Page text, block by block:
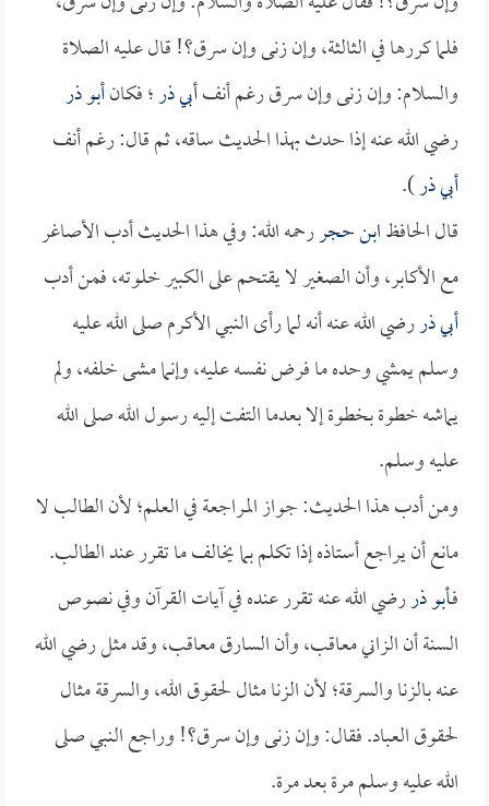
فلما كررها في الثالثة، وإن زنى وإن سرق؟! قال عليه الصلاة
والسلام: وإن زنى وإن سرق رغم أنفأبي ذر؛ فكانأبو ذر
رضي الله عنه إذا حدث بهذا الحديث ساقه، ثم قال: رغم أنف
أبي ذر).
قال الحافظابن حجررحمه الله: وفي هذا الحديث أدب الأصاغر
مع الأكابر، وأن الصغير لا يقتحم على الكبير خلوته، فمن أدب
أبي ذررضي الله عنه أنه لما رأى النبي الأكرم صلى الله عليه
وسلم يمشي وحده ما فرض نفسه عليه، وإنما مشى خلفه، ولم
يماشه خطوة بخطوة إلا بعدما التفت إليه رسول الله صلى الله
عليه وسلم.
ومن أدب هذا الحديث: جواز المراجعة في العلم؛ لأن الطالب لا
مانع أن يراجع أستاذه إذا تكلم بما يخالف ما تقرر عند الطالب.
فـأبو ذررضي الله عنه تقرر عنده في آيات القرآن وفي نصوص
السنة أن الزاني معاقب، وأن السارق معاقب، وقد مثل رضي الله
عنه بالزنا والسرقة؛ لأن الزنا مثال لحقوق الله، والسرقة مثال
لحقوق العباد. فقال: وإن زنى وإن سرق؟! وراجع النبي صلى
الله عليه وسلم مرة بعد مرة.